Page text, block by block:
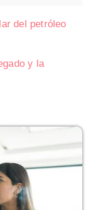
del petróleo
y la